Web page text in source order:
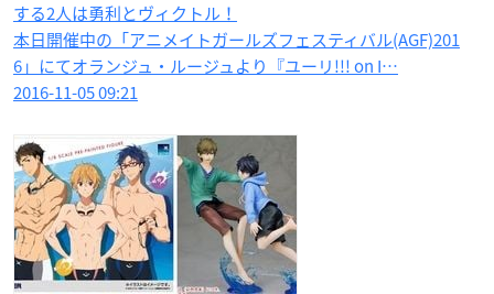
する2人は勇利​とヴィクトル！
本日開催中の「アニメイトガールズフェスティバル(AGF)201
6」にてオランジュ・ルージュより『ユーリ!!! on I…
2016-11-05 09:21